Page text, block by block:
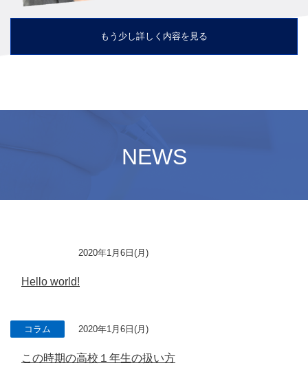
もう少し詳しく内容を見る
NEWS
2020年1月6日(月)
Hello world!
コラム 2020年1月6日(月)
この時期の高校１年生の扱い方